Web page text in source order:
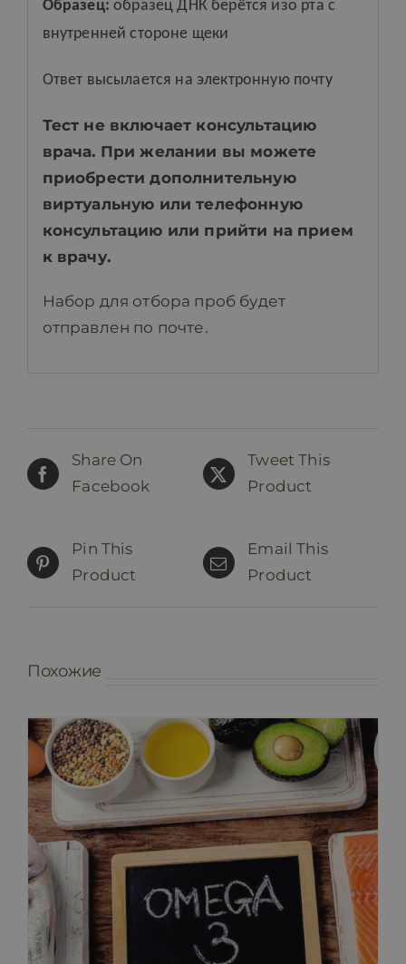
Образец: образец ДНКберётся изо рта с
внутренней стороне щеки
Ответ высылается на электронную почту
Тест не включает консультацию
врача. При желании вы можете
приобрести дополнительную
виртуальную или телефонную
консультацию или прийти на прием
к врачу.
Набор для отбора проб будет
отправлен по почте.
Share On
Facebook
Tweet This
Product
Pin This
Product
Email This
Product
Похожие